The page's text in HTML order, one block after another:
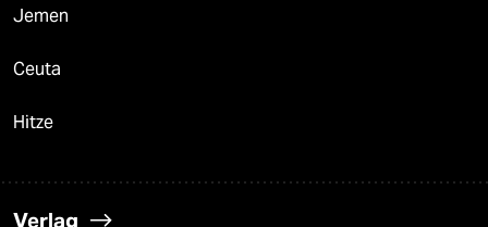
Jemen
Ceuta
Hitze
Verlag